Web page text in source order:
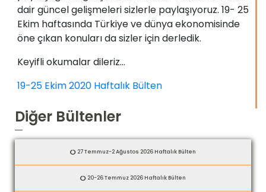
dair güncel gelişmeleri sizlerle paylaşıyoruz. 19- 25
Ekim haftasında Türkiye ve dünya ekonomisinde
öne çıkan konuları da sizler için derledik.
Keyifli okumalar dileriz…
19-25 Ekim 2020 Haftalık Bülten
Diğer Bültenler
27 Temmuz-2 Ağustos 2026 Haftalık Bülten
20-26 Temmuz 2026 Haftalık Bülten